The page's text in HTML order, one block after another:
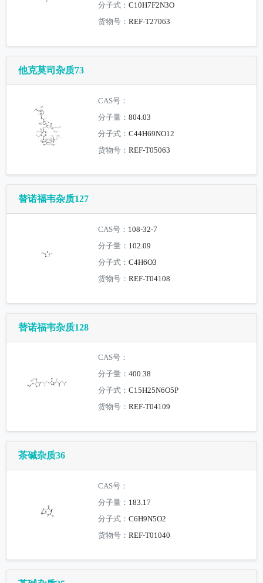
分子式：C10H7F2N3O
货物号：REF-T27063
他克莫司杂质73
CAS号：
分子量：804.03
分子式：C44H69NO12
货物号：REF-T05063
替诺福韦杂质127
CAS号： 108-32-7
分子量： 102.09
分子式：C4H6O3
货物号：REF-T04108
替诺福韦杂质128
CAS号：
分子量：400.38
分子式：C15H25N6O5P
货物号：REF-T04109
茶碱杂质36
CAS号：
分子量： 183.17
分子式：C6H9N5O2
货物号：REF-T01040